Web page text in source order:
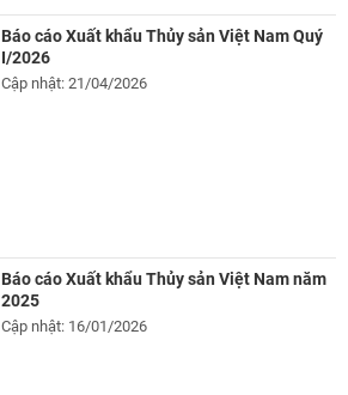
Báo cáo Xuất khẩu Thủy sản Việt Nam Quý
I/2026
Cập nhật: 21/04/2026
Báo cáo Xuất khẩu Thủy sản Việt Nam năm
2025
Cập nhật: 16/01/2026